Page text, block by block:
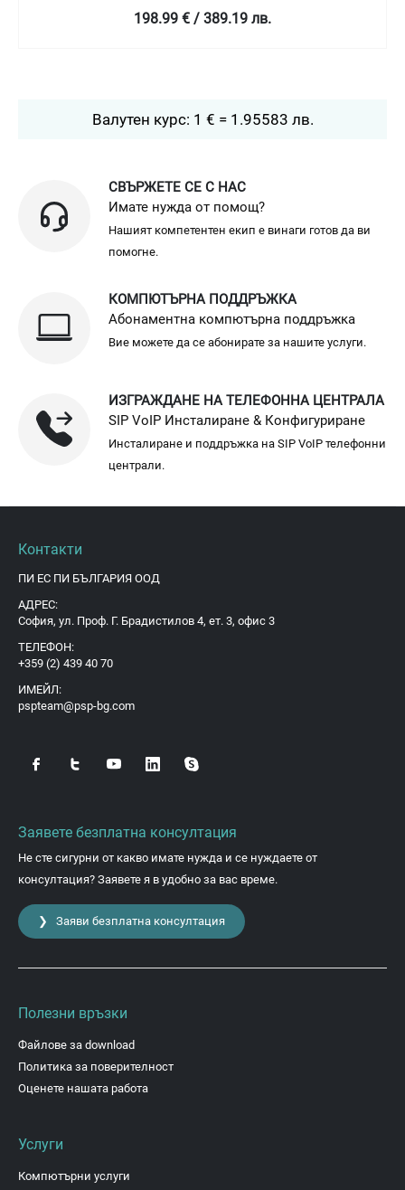
198.99 € / 389.19 лв.
Валутен курс: 1 € = 1.95583 лв.
СВЪРЖЕТЕ СЕ С НАС
Имате нужда от помощ?
Нашият компетентен екип е винаги готов да ви
помогне.
КОМПЮТЪРНА ПОДДРЪЖКА
Абонаментна компютърна поддръжка
Вие можете да се абонирате за нашите услуги.
ИЗГРАЖДАНЕ НА ТЕЛЕФОННА ЦЕНТРАЛА
SIP VoIP Инсталиране & Конфигуриране
Инсталиране и поддръжка на SIP VoIP телефонни
централи.
Контакти
ПИ ЕС ПИ БЪЛГАРИЯ ООД
АДРЕС:
София, ул. Проф. Г. Брадистилов 4, ет. 3, офис 3
ТЕЛЕФОН:
+359 (2) 439 40 70
ИМЕЙЛ:
pspteam@psp-bg.com
Заявете безплатна консултация
Не сте сигурни от какво имате нужда и се нуждаете от
консултация? Заявете я в удобно за вас време.
❯ Заяви безплатна консултация
Полезни връзки
Файлове за download
Политика за поверителност
Оценете нашата работа
Услуги
Компютърни услуги